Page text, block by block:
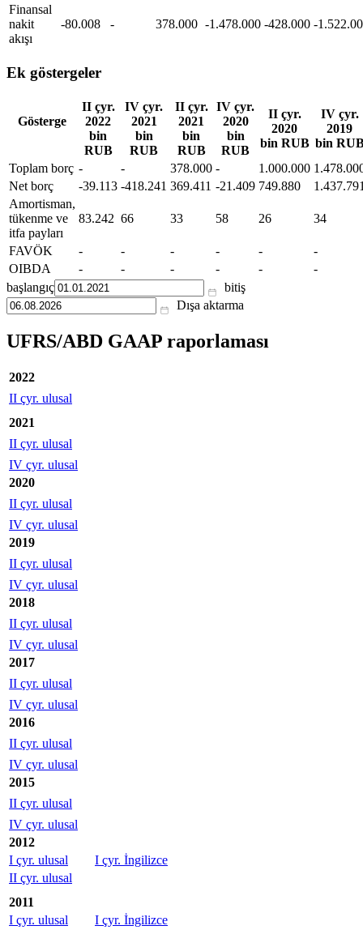
Finansal
nakit
akışı
-80.008 - 378.000 -1.478.000 -428.000 -
Ek göstergeler
Gösterge
II çyr.
2022
bin
RUB
IV çyr.
2021
bin
RUB
II çyr.
2021
bin
RUB
IV çyr.
2020
bin
RUB
II çyr.
2020
bin RUB
IV çyr.
2019
bin
Toplam borç - - 378.000 - 1.000.000
Net borç
-39.113 -418.241 369.411 -21.409 749.880
Amortisman,
tükenme ve
itfa payları
83.242 66 33 58 26 34
FAVÖK - - - - -
-
OIBDA
- - - - -
-
başlangıç
bitiş
Dışa aktarma
UFRS/ABD GAAP raporlaması
2022
II çyr. ulusal
2021
II çyr. ulusal
IV çyr. ulusal
2020
II çyr. ulusal
IV çyr. ulusal
2019
II çyr. ulusal
IV çyr. ulusal
2018
II çyr. ulusal
IV çyr. ulusal
2017
II çyr. ulusal
IV çyr. ulusal
2016
II çyr. ulusal
IV çyr. ulusal
2015
II çyr. ulusal
IV çyr. ulusal
2012
I çyr. ulusal
I çyr. İngilizce
II çyr. ulusal
2011
I çyr. ulusal
I çyr. İngilizce